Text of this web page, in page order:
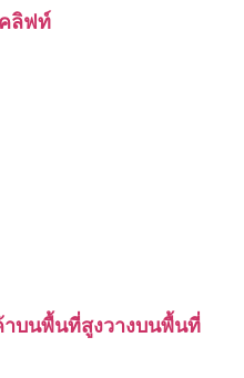
ลิฟท์
บนพื้นที่สูงวางบนพื้นที่